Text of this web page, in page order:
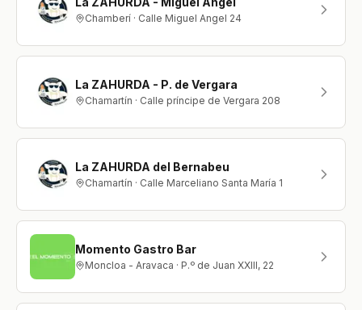
Chamberí · Calle Miguel Angel 24
La ZAHURDA - P. de Vergara
Chamartín · Calle príncipe de Vergara 208
La ZAHURDA del Bernabeu
Chamartín · Calle Marceliano Santa María 1
Momento Gastro Bar
Moncloa - Aravaca · P.º de Juan XXIII, 22